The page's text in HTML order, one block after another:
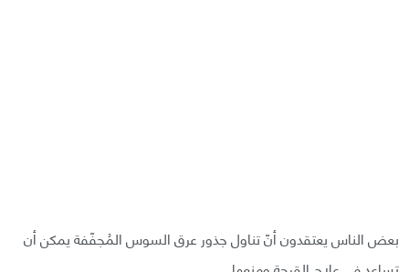
بعض الناس يعتقدون أنّ تناول جذور عرق السوس المُجفّفة يمكن أن